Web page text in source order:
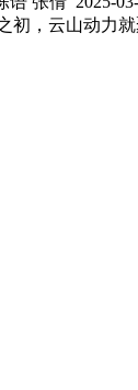
初，云山动力